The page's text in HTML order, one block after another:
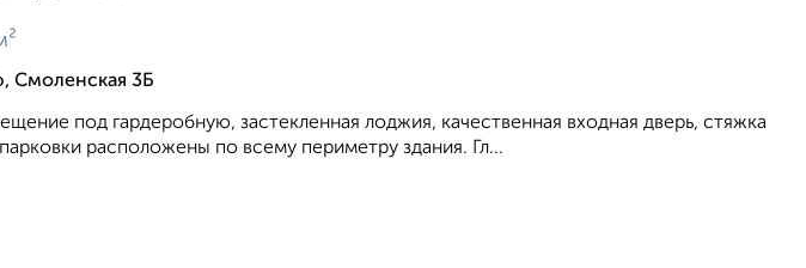
Смоленская 3Б
под гардеробную, застекленная лоджия, качественная входная дверь, стяжка
расположены по всему периметру здания. Гл...